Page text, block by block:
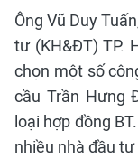
Ông Vũ Duy
tư (KH&ĐT) TP.
chọn một số
cầu Trần Hưng
loại hợp đồng
nhiều nhà đầu